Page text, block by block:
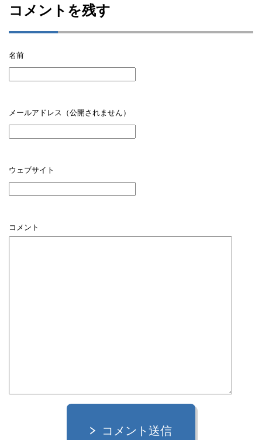
コメントを残す
名前
メールアドレス（公開されません）
ウェブサイト
コメント
コメント送信